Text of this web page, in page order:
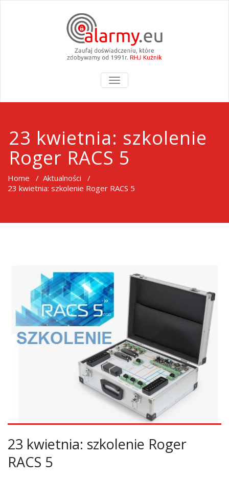
TOGGLE
23 kwietnia: szkolenie
Roger RACS 5
Home / Aktualności /
23 kwietnia: szkolenie Roger RACS 5
23 kwietnia: szkolenie Roger
RACS 5